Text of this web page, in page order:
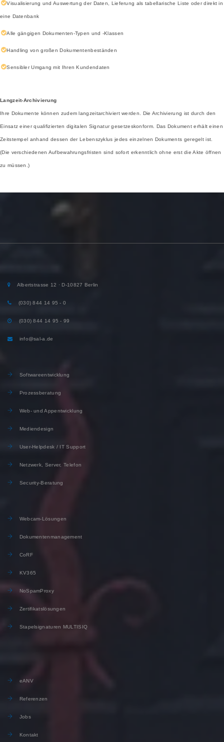
Visualisierung und Auswertung der Daten, Lieferung als tabellarische Liste oder direkt in
eine Datenbank
Alle gängigen Dokumenten-Typen und -Klassen
Handling von großen Dokumentenbeständen
Sensibler Umgang mit Ihren Kundendaten
Langzeit-Archivierung
Ihre Dokumente können zudem langzeitarchiviert werden. Die Archivierung ist durch den
Einsatz einer qualifizierten digitalen Signatur gesetzeskonform. Das Dokument erhält einen
Zeitstempel anhand dessen der Lebenszyklus jedes einzelnen Dokuments geregelt ist.
(Die verschiedenen Aufbewahrungsfristen sind sofort erkenntlich ohne erst die Akte öffnen
zu müssen.)
Albertstrasse 12 · D-10827 Berlin
(030) 844 14 95 - 0
(030) 844 14 95 - 99
info@sal-a.de
Softwareentwicklung
Prozessberatung
Web- und Appentwicklung
Mediendesign
User-Helpdesk / IT Support
Netzwerk, Server, Telefon
Security-Beratung
Webcam-Lösungen
Dokumentenmanagement
CoRF
KV365
NoSpamProxy
Zertifikatslösungen
Stapelsignaturen MULTISIQ
eANV
Referenzen
Jobs
Kontakt